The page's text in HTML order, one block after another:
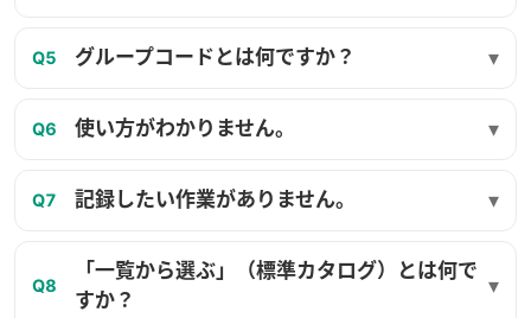
Q5 グループコードとは何ですか？ ▾
Q6 使い方がわかりません。 ▾
Q7 記録したい作業がありません。 ▾
Q8
「一覧から選ぶ」（標準カタログ）とは何で
すか？
▾